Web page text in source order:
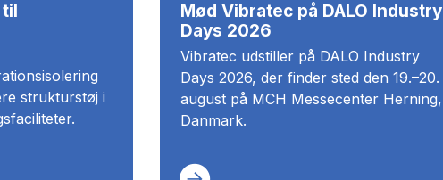
strukturstøj i
Mød Vibratec på DALO Industry
Days 2026
Vibratec udstiller på DALO Industry
Days 2026, der finder sted den 19.–20.
august på MCH Messecenter Herning,
Danmark.